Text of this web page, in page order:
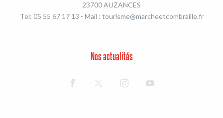
23700 AUZANCES
Tel: 05 55 67 17 13 - Mail : tourisme@marcheetcombraille.fr
Nos actualités